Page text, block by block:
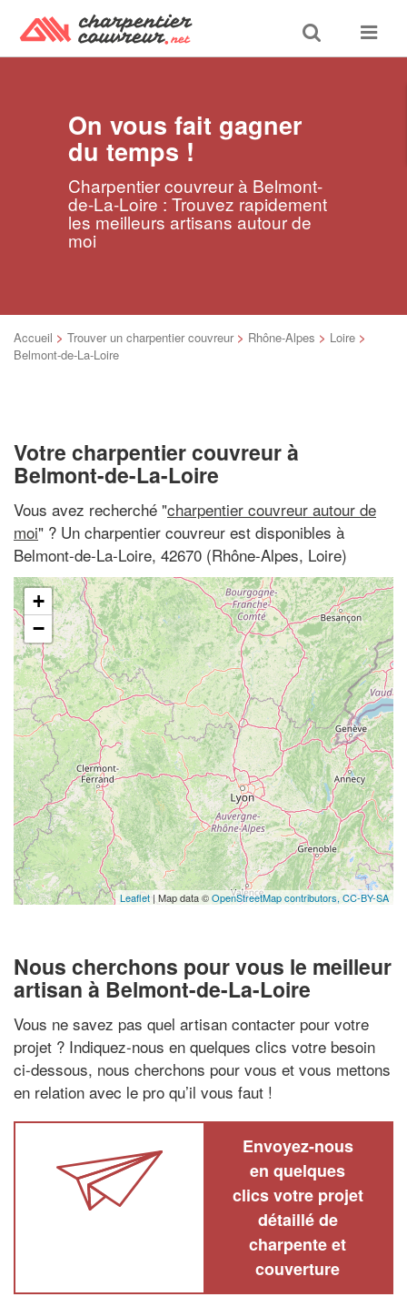
Toggle
search
Toggle
On vous fait gagner
du temps !
Charpentier couvreur à Belmont-
de-La-Loire : Trouvez rapidement
les meilleurs artisans autour de
moi
Accueil > Trouver un charpentier couvreur > Rhône-Alpes > Loire >
Belmont-de-La-Loire
Votre charpentier couvreur à
Belmont-de-La-Loire
Vous avez recherché "charpentier couvreur autour de
moi" ? Un charpentier couvreur est disponibles à
Belmont-de-La-Loire, 42670 (Rhône-Alpes, Loire)
+
−
Leaflet | Map data ©OpenStreetMap contributors, CC-BY-SA
Nous cherchons pour vous le meilleur
artisan à Belmont-de-La-Loire
Vous ne savez pas quel artisan contacter pour votre
projet ? Indiquez-nous en quelques clics votre besoin
ci-dessous, nous cherchons pour vous et vous mettons
en relation avec le pro qu’il vous faut !
Envoyez-nous
en quelques
clics votre projet
détaillé de
charpente et
couverture